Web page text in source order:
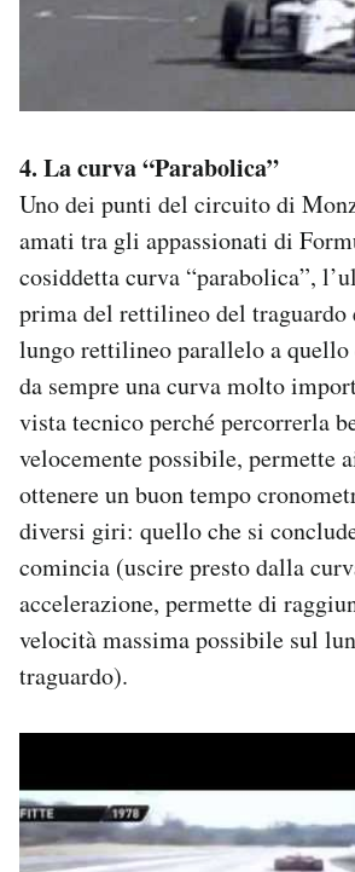
4. La curva “Parabolica”
Uno dei punti del circuito di
amati tra gli appassionati di
cosiddetta curva “parabolica”,
prima del rettilineo del traguardo
lungo rettilineo parallelo a quello
da sempre una curva molto
vista tecnico perché percorrerla
velocemente possibile, permette
ottenere un buon tempo
diversi giri: quello che si
comincia (uscire presto dalla
accelerazione, permette di
velocità massima possibile sul
traguardo).